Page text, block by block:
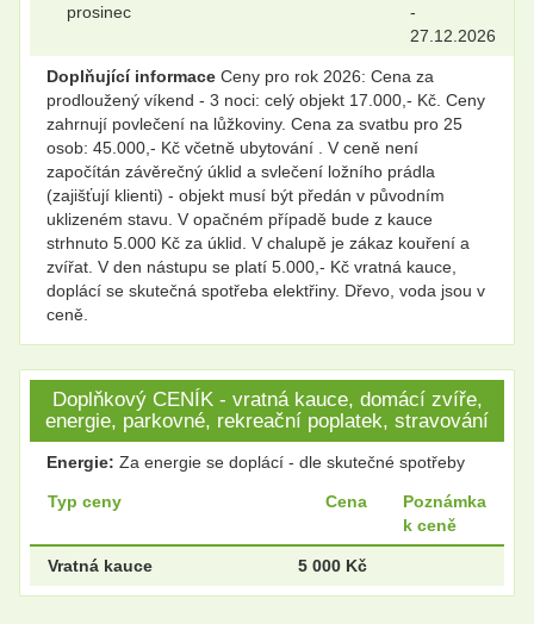
prosinec
-
27.12.2026
Doplňující informace Ceny pro rok 2026: Cena za
prodloužený víkend - 3 noci: celý objekt 17.000,- Kč. Ceny
zahrnují povlečení na lůžkoviny. Cena za svatbu pro 25
osob: 45.000,- Kč včetně ubytování . V ceně není
započítán závěrečný úklid a svlečení ložního prádla
(zajišťují klienti) - objekt musí být předán v původním
uklizeném stavu. V opačném případě bude z kauce
strhnuto 5.000 Kč za úklid. V chalupě je zákaz kouření a
zvířat. V den nástupu se platí 5.000,- Kč vratná kauce,
doplácí se skutečná spotřeba elektřiny. Dřevo, voda jsou v
ceně.
Doplňkový CENÍK - vratná kauce, domácí zvíře,
energie, parkovné, rekreační poplatek, stravování
Energie: Za energie se doplácí - dle skutečné spotřeby
Typ ceny Cena
Poznámka
k ceně
Vratná kauce 5 000 Kč